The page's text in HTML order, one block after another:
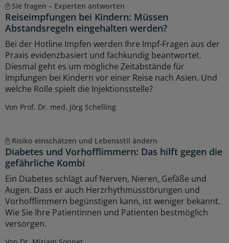
Sie fragen – Experten antworten
Reiseimpfungen bei Kindern: Müssen
Abstandsregeln eingehalten werden?
Bei der Hotline Impfen werden Ihre Impf-Fragen aus der
Praxis evidenzbasiert und fachkundig beantwortet.
Diesmal geht es um mögliche Zeitabstände für
Impfungen bei Kindern vor einer Reise nach Asien. Und
welche Rolle spielt die Injektionsstelle?
Von Prof. Dr. med. Jörg Schelling
Risiko einschätzen und Lebensstil ändern
Diabetes und Vorhofflimmern: Das hilft gegen die
gefährliche Kombi
Ein Diabetes schlägt auf Nerven, Nieren, Gefäße und
Augen. Dass er auch Herzrhythmusstörungen und
Vorhofflimmern begünstigen kann, ist weniger bekannt.
Wie Sie Ihre Patientinnen und Patienten bestmöglich
versorgen.